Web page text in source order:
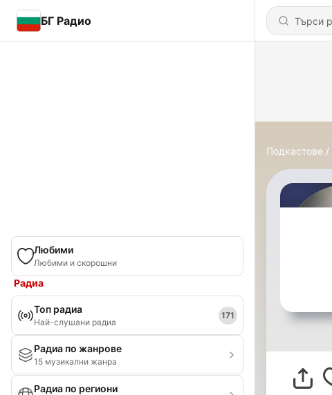
БГ Радио
Любими
Любими и скорошни
Радиа
Топ радиа
Най-слушани радиа
171
Радиа по жанрове
15 музикални жанра
Радиа по региони
Подкастове